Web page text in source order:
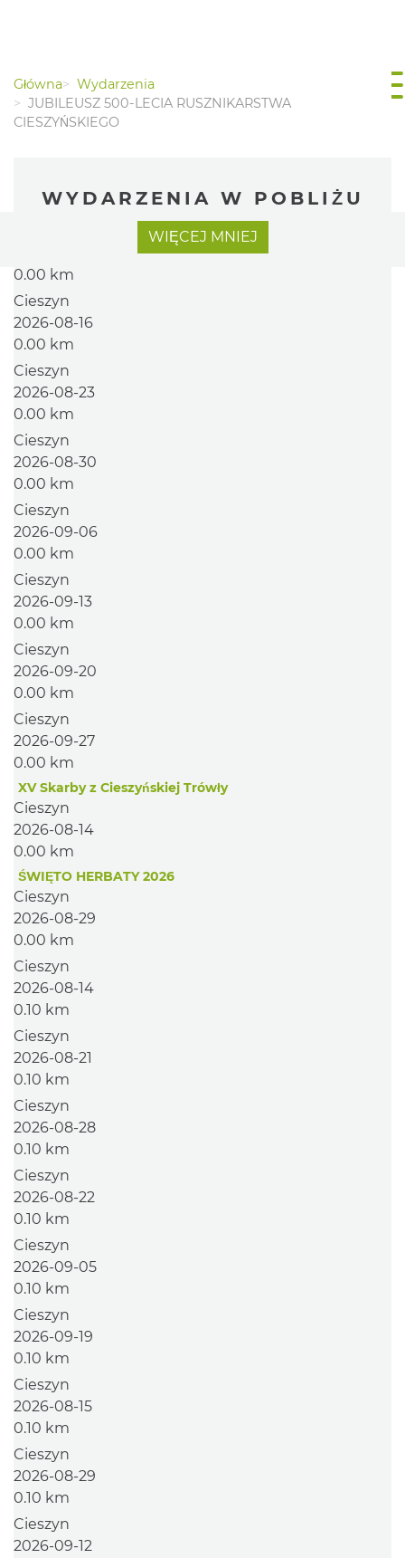
Główna
Wydarzenia
JUBILEUSZ 500-LECIA RUSZNIKARSTWA
CIESZYŃSKIEGO
WYDARZENIA W POBLIŻU
0.00 km
Cieszyn
2026-08-16
0.00 km
Cieszyn
2026-08-23
0.00 km
Cieszyn
2026-08-30
0.00 km
Cieszyn
2026-09-06
0.00 km
Cieszyn
2026-09-13
0.00 km
Cieszyn
2026-09-20
0.00 km
Cieszyn
2026-09-27
0.00 km
XV Skarby z Cieszyńskiej Trówły
Cieszyn
2026-08-14
0.00 km
ŚWIĘTO HERBATY 2026
Cieszyn
2026-08-29
0.00 km
Cieszyn
2026-08-14
0.10 km
Cieszyn
2026-08-21
0.10 km
Cieszyn
2026-08-28
0.10 km
Cieszyn
2026-08-22
0.10 km
Cieszyn
2026-09-05
0.10 km
Cieszyn
2026-09-19
0.10 km
Cieszyn
2026-08-15
0.10 km
Cieszyn
2026-08-29
0.10 km
Cieszyn
2026-09-12
WIĘCEJ MNIEJ